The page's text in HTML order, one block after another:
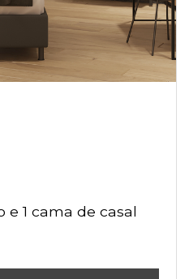
e 1 cama de casal